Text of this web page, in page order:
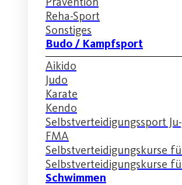
Reha-Sport
Sonstiges
Budo / Kampfsport
Aikido
Judo
Karate
Kendo
Selbstverteidigungssport
FMA
Selbstverteidigungskurse
Selbstverteidigungskurse
Schwimmen